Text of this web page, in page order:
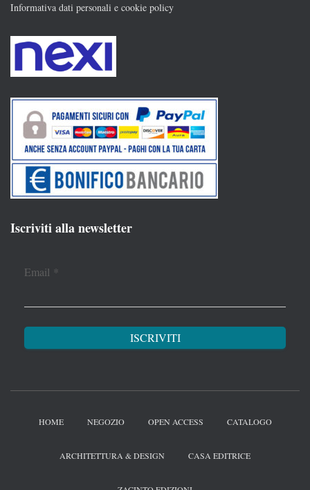
Informativa dati personali e cookie policy
Iscriviti alla newsletter
Email *
HOME NEGOZIO OPEN ACCESS CATALOGO
ARCHITETTURA & DESIGN CASA EDITRICE